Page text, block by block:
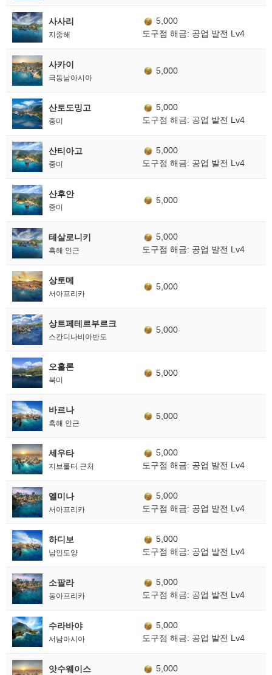
사사리
지중해
5,000
도구점 해금: 공업 발전 Lv4
사카이
극동남아시아
5,000
산토도밍고
중미
5,000
도구점 해금: 공업 발전 Lv4
산티아고
중미
5,000
도구점 해금: 공업 발전 Lv4
산후안
중미
5,000
테살로니키
흑해 인근
5,000
도구점 해금: 공업 발전 Lv4
상토메
서아프리카
5,000
상트페테르부르크
스칸디나비아반도
5,000
오흘론
북미
5,000
바르나
흑해 인근
5,000
세우타
지브롤터 근처
5,000
도구점 해금: 공업 발전 Lv4
엘미나
서아프리카
5,000
도구점 해금: 공업 발전 Lv4
하디보
남인도양
5,000
도구점 해금: 공업 발전 Lv4
소팔라
동아프리카
5,000
도구점 해금: 공업 발전 Lv4
수라바야
서남아시아
5,000
도구점 해금: 공업 발전 Lv4
앗수웨이스 5,000